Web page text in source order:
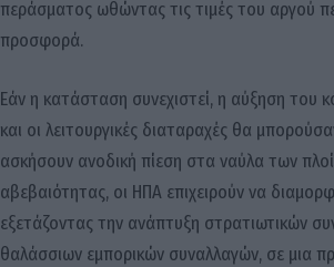
περάσματος ωθώντας τις τιμές του αργού
προσφορά.
Εάν η κατάσταση συνεχιστεί, η αύξηση του
και οι λειτουργικές διαταραχές θα
ασκήσουν ανοδική πίεση στα ναύλα των
αβεβαιότητας, οι ΗΠΑ επιχειρούν να
εξετάζοντας την ανάπτυξη στρατιωτικών
θαλάσσιων εμπορικών συναλλαγών, σε μια